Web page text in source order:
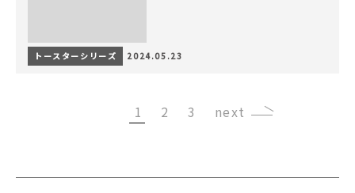
トースターシリーズ 2024.05.23
1 2 3 ›